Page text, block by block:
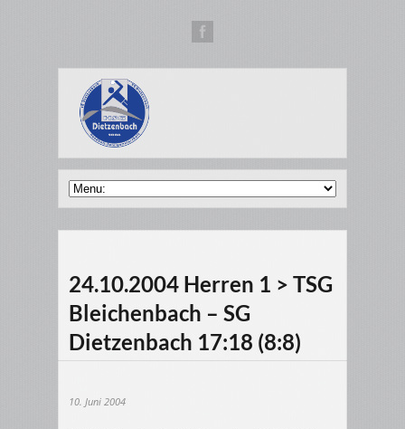
24.10.2004 Herren 1 > TSG
Bleichenbach – SG
Dietzenbach 17:18 (8:8)
10. Juni 2004